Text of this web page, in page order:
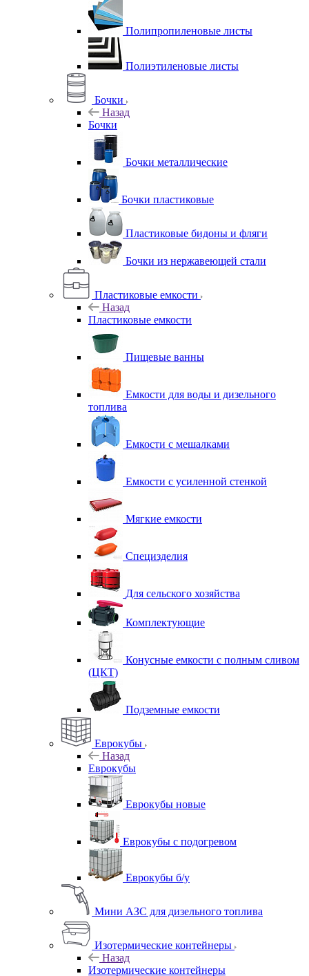
Полипропиленовые листы
Полиэтиленовые листы
Бочки
Назад
Бочки
Бочки металлические
Бочки пластиковые
Пластиковые бидоны и фляги
Бочки из нержавеющей стали
Пластиковые емкости
Назад
Пластиковые емкости
Пищевые ванны
Емкости для воды и дизельного
топлива
Емкости с мешалками
Емкости с усиленной стенкой
Мягкие емкости
Специзделия
Для сельского хозяйства
Комплектующие
Конусные емкости с полным сливом
(ЦКТ)
Подземные емкости
Еврокубы
Назад
Еврокубы
Еврокубы новые
Еврокубы с подогревом
Еврокубы б/у
Мини АЗС для дизельного топлива
Изотермические контейнеры
Назад
Изотермические контейнеры